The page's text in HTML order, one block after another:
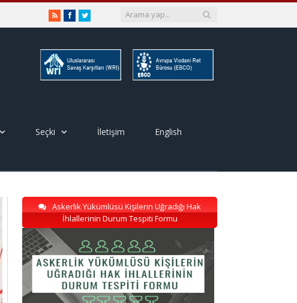
RSSFacebookTwitter
Seçki İletişim English
Askerlik Yükümlüsü Kişilerin Uğradığı Hak
İhlallerinin Durum Tespiti Formu